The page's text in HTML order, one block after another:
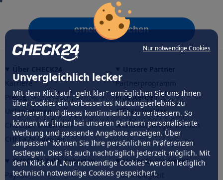
Nur notwendige Cookies
Unvergleichlich lecker
Mit dem Klick auf „geht klar” ermöglichen Sie uns Ihnen
über Cookies ein verbessertes Nutzungserlebnis zu
servieren und dieses kontinuierlich zu verbessern. So
können wir Ihnen bei unseren Partnern personalisierte
Werbung und passende Angebote anzeigen. Über
„anpassen” können Sie Ihre persönlichen Präferenzen
festlegen. Dies ist auch nachträglich jederzeit möglich. Mit
dem Klick auf „Nur notwendige Cookies” werden lediglich
technisch notwendige Cookies gespeichert.
erneut versuchen
Karriere
Presse
Unternehmen
CHECK24 Österreich
CHECK24 Spanien
Partnerprogramm
Profi werden
Affiliate werden
Werkstattpartner werden
CHECK24 Zahlungsarten
PayPal
Unser Engagement
Nachhaltigkeit